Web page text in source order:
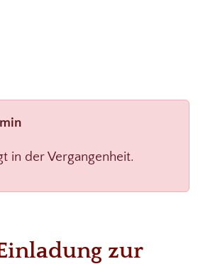
in der Vergangenheit.
zur